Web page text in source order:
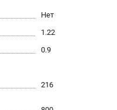
Нет
1.22
0.9
216